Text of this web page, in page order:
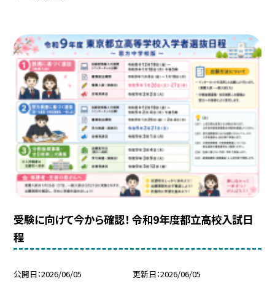
受験に向けて今から確認！ 令和9年度都立高校入試日
程
公開日 2026/06/05 更新日 2026/06/05